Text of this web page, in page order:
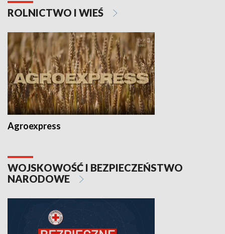
ROLNICTWO I WIEŚ
Agroexpress
WOJSKOWOŚĆ I BEZPIECZEŃSTWO
NARODOWE